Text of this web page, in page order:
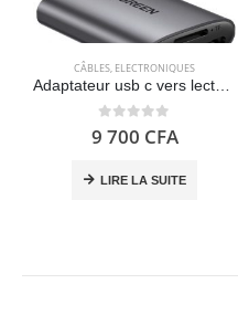
CÂBLES, ELECTRONIQUES
Adaptateur usb c vers lecteur de carte sd/MicroSD 3.0 – UGREEN
0 out of 5
9 700 CFA
LIRE LA SUITE